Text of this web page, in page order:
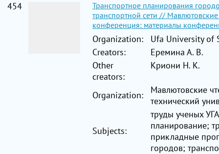
454
Транспортное планирования
транспортной сети //
конференция: материалы
Organization:
Ufa University of
Creators:
Еремина А. В.
Other
creators:
Криони Н. К.
Organization:
Мавлютовские
технический
Subjects:
труды ученых
планирование;
прикладные
городов;